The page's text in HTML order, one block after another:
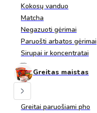
Kokosų vanduo
Matcha
Negazuoti gėrimai
Paruošti arbatos gėrimai
Sirupai ir koncentratai
Greitas maistas
Greitai paruošiami pho